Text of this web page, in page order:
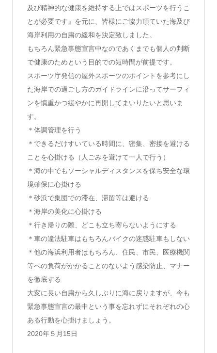
及び精神的な健康を維持する上ではスポーツを行うこ
とが必要です』を元に、皆様にご協力頂ていた海及び
海岸利用の自粛の緩和を決定致しました。
もちろん緊急事態宣言中なのであくまでも個人の判断
で健康のためという目的での短時間が前提です。
スポーツ庁発信の屋外スポーツのポイントを参考にし
た海岸での過ごし方のガイドラインに沿ってサーフィ
ンを慎重かつ緩やかに再開してまいりたいと思いま
す。
＊体調管理を行う
＊できるだけすいている時間に、密集、密接を避ける
ことを心掛ける（人ごみを避けて一人で行う）
＊海の中でもソーシャルディスタンスを保ち安全な環
境確保に心掛ける
＊砂浜で集団での滞在、滞留等は避ける
＊海岸の美化に心掛ける
＊行き帰りの際、どこも立ち寄らないようにする
＊車の違法駐車はもちろんバイクの迷惑駐車もしない
＊他の海浜利用者はもちろん、住民、市民、医療機関
等への負荷がかかることのないよう感染防止、マナー
を徹底する
大変に長い自粛から久しぶりに海に戻りますが、今も
緊急事態宣言の最中という事を忘れずにそれぞれの心
ある行動を心掛けましょう。
2020年５月15日